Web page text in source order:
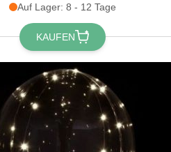
Auf Lager: 8 - 12 Tage
KAUFEN